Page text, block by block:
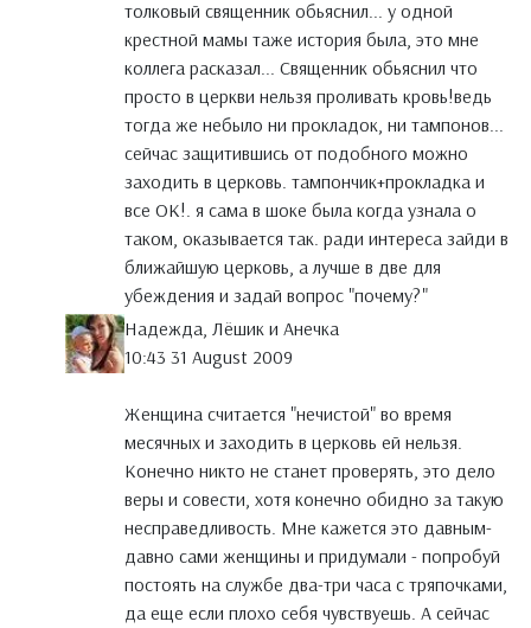
толковый священник обьяснил... у одной
крестной мамы таже история была, это мне
коллега расказал... Священник обьяснил что
просто в церкви нельзя проливать кровь!ведь
тогда же небыло ни прокладок, ни тампонов...
сейчас защитившись от подобного можно
заходить в церковь. тампончик+прокладка и
все ОК!. я сама в шоке была когда узнала о
таком, оказывается так. ради интереса зайди в
ближайшую церковь, а лучше в две для
убеждения и задай вопрос "почему?"
Надежда, Лёшик и Анечка
10:43 31 August 2009
Женщина считается "нечистой" во время
месячных и заходить в церковь ей нельзя.
Конечно никто не станет проверять, это дело
веры и совести, хотя конечно обидно за такую
несправедливость. Мне кажется это давным-
давно сами женщины и придумали - попробуй
постоять на службе два-три часа с тряпочками,
да еще если плохо себя чувствуешь. А сейчас